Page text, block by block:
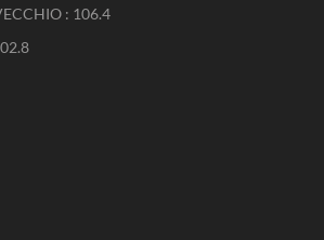
: 106.4